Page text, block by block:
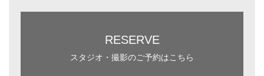
RESERVE
スタジオ・撮影のご予約はこちら